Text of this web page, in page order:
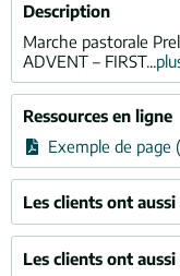
Description
Marche pastorale
ADVENT – FIRST...
Ressources en ligne
Exemple de page
Les clients ont aussi
Les clients ont